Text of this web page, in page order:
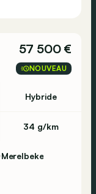
57 500 €
NOUVEAU
Hybride
34 g/km
Merelbeke